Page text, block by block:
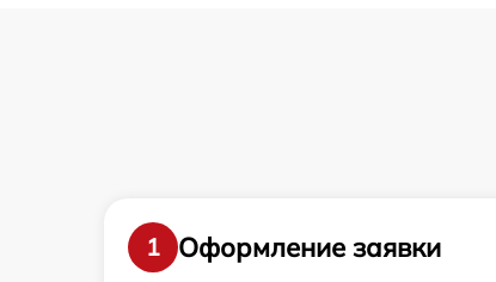
1
Оформление заявки